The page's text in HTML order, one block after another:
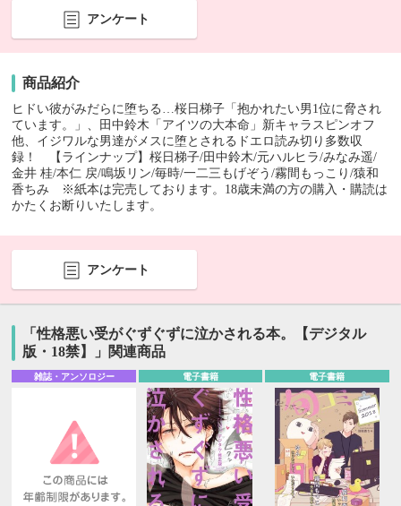
アンケート
商品紹介
ヒドい彼がみだらに堕ちる…桜日梯子「抱かれたい男1位に脅され
ています。」、田中鈴木「アイツの大本命」新キャラスピンオフ
他、イジワルな男達がメスに堕とされるドエロ読み切り多数収
録！ 【ラインナップ】桜日梯子/田中鈴木/元ハルヒラ/みなみ遥/
金井 桂/本仁 戻/鳴坂リン/毎時/一二三もげぞう/霧間もっこり/猿和
香ちみ ※紙本は完売しております。18歳未満の方の購入・購読は
かたくお断りいたします。
アンケート
「性格悪い受がぐずぐずに泣かされる本。【デジタル
版・18禁】」関連商品
雑誌・アンソロジー 電子書籍 電子書籍